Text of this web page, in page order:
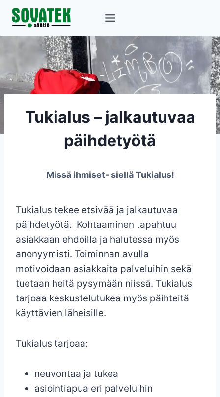
Siirry
sisältöön
Tukialus – jalkautuvaa
päihdetyötä
Missä ihmiset- siellä Tukialus!
Tukialus tekee etsivää ja jalkautuvaa
päihdetyötä. Kohtaaminen tapahtuu
asiakkaan ehdoilla ja halutessa myös
anonyymisti. Toiminnan avulla
motivoidaan asiakkaita palveluihin sekä
tuetaan heitä pysymään niissä. Tukialus
tarjoaa keskustelutukea myös päihteitä
käyttävien läheisille.
Tukialus tarjoaa:
neuvontaa ja tukea
asiointiapua eri palveluihin